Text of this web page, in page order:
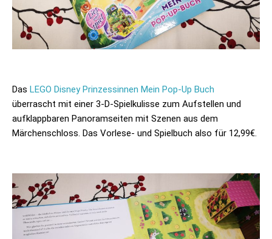
Das LEGO Disney Prinzessinnen Mein Pop-Up Buch
überrascht mit einer 3-D-Spielkulisse zum Aufstellen und
aufklappbaren Panoramseiten mit Szenen aus dem
Märchenschloss. Das Vorlese- und Spielbuch also für 12,99€.